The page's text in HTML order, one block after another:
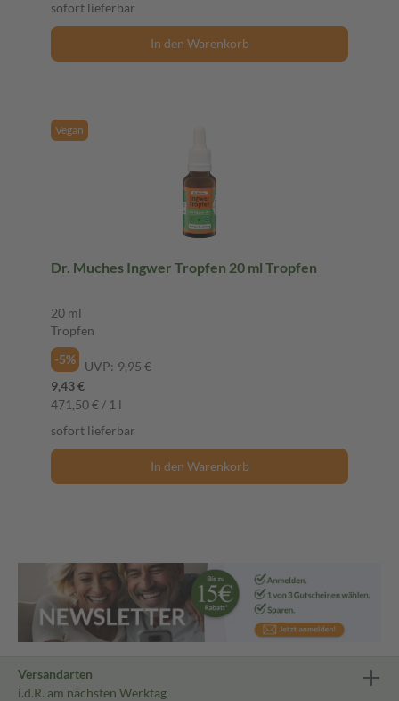
sofort lieferbar
In den Warenkorb
Vegan
Dr. Muches Ingwer Tropfen 20 ml Tropfen
20 ml
Tropfen
-5%
UVP: 9,95 €
9,43 €
471,50 € / 1 l
sofort lieferbar
In den Warenkorb
Versandarten
i.d.R. am nächsten Werktag